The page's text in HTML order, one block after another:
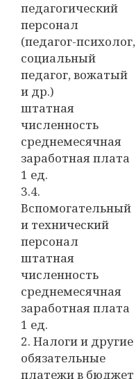
педагогический
персонал
(педагог-психолог,
социальный
педагог, вожатый
и др.)
штатная
численность
среднемесячная
заработная плата
1 ед.
3.4.
Вспомогательный
и технический
персонал
штатная
численность
среднемесячная
заработная плата
1 ед.
2. Налоги и другие
обязательные
платежи в бюджет